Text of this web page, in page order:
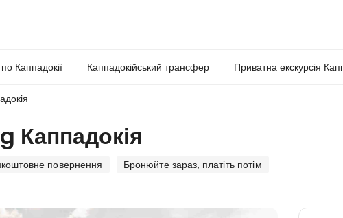
Каппадокії Каппадокійський трансфер Приватна екскурсія
повернення
Бронюйте зараз, платіть потім